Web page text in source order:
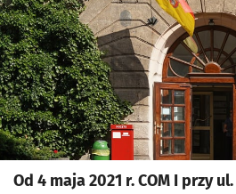
Od 4 maja 2021 r. COM I przy